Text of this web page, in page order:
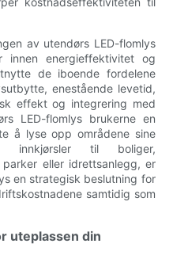
av utendørs LED-flomlys
innen energieffektivitet og
de iboende fordelene
enestående levetid,
effekt og integrering med
LED-flomlys brukerne en
å lyse opp områdene sine
til boliger,
eller idrettsanlegg, er
en strategisk beslutning for
samtidig som
uteplassen din